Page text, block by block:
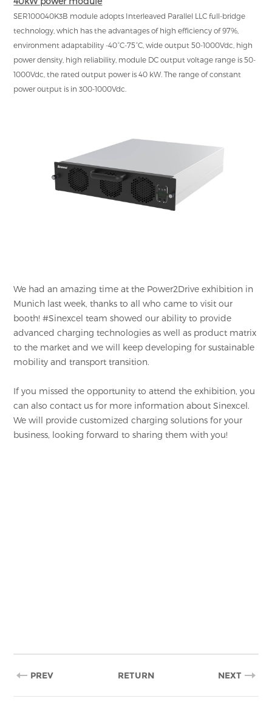
SER100040K3B module adopts Interleaved Parallel LLC full-bridge
technology, which has the advantages of high efficiency of 97%,
environment adaptability -40°C-75°C, wide output 50-1000Vdc, high
power density, high reliability, module DC output voltage range is 50-
1000Vdc, the rated output power is 40 kW. The range of constant
power output is in 300-1000Vdc.
We had an amazing time at the Power2Drive exhibition in
Munich last week, thanks to all who came to visit our
booth! #Sinexcel team showed our ability to provide
advanced charging technologies as well as product matrix
to the market and we will keep developing for sustainable
mobility and transport transition.
If you missed the opportunity to attend the exhibition, you
can also contact us for more information about Sinexcel.
We will provide customized charging solutions for your
business, looking forward to sharing them with you!
PREV NEXT
RETURN